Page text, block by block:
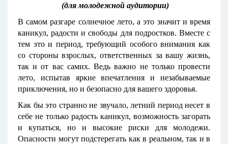
(для молодежной аудитории)
В самом разгаре солнечное лето, а это значит и время
каникул, радости и свободы для подростков. Вместе с
тем это и период, требующий особого внимания как
со стороны взрослых, ответственных за вашу жизнь,
так и от вас самих. Ведь важно не только провести
лето, испытав яркие впечатления и незабываемые
приключения, но и безопасно для вашего здоровья.
Как бы это странно не звучало, летний период несет в
себе не только радость каникул, возможность загорать
и купаться, но и высокие риски для молодежи.
Опасности могут подстерегать как в реальном, так и в